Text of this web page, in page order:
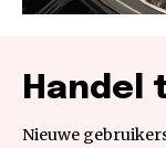
Handel
Nieuwe